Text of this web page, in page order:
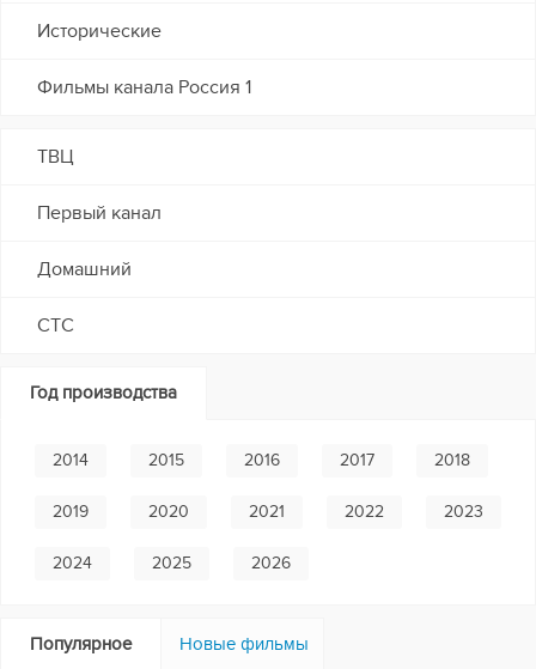
Исторические
Фильмы канала Россия 1
ТВЦ
Первый канал
Домашний
СТС
Год производства
2014 2015 2016 2017 2018
2019 2020 2021 2022 2023
2024 2025 2026
Популярное Новые фильмы